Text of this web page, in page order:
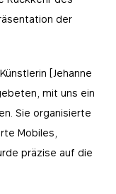
der
[Jehanne
mit uns ein
Sie organisierte
Mobiles,
präzise auf die